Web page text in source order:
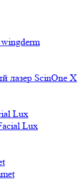
Lux